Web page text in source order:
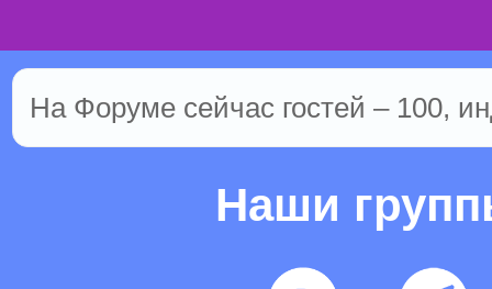
На Форуме сейчас гостей – 100,
Наши